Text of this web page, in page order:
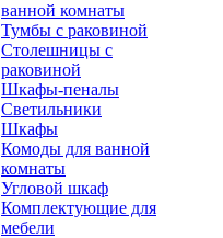
ванной комнаты
Тумбы с раковиной
Столешницы с
раковиной
Шкафы-пеналы
Светильники
Шкафы
Комоды для ванной
комнаты
Угловой шкаф
Комплектующие для
мебели